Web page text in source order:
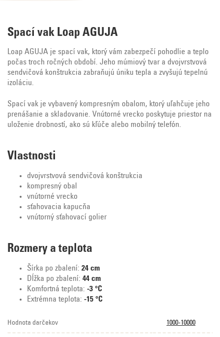
Spací vak Loap AGUJA
Loap AGUJA je spací vak, ktorý vám zabezpečí pohodlie a teplo
počas troch ročných období. Jeho múmiový tvar a dvojvrstvová
sendvičová konštrukcia zabraňujú úniku tepla a zvyšujú tepelnú
izoláciu.
Spací vak je vybavený kompresným obalom, ktorý uľahčuje jeho
prenášanie a skladovanie. Vnútorné vrecko poskytuje priestor na
uloženie drobností, ako sú kľúče alebo mobilný telefón.
Vlastnosti
dvojvrstvová sendvičová konštrukcia
kompresný obal
vnútorné vrecko
sťahovacia kapucňa
vnútorný sťahovací golier
Rozmery a teplota
Šírka po zbalení: 24 cm
Dĺžka po zbalení: 44 cm
Komfortná teplota: -3 °C
Extrémna teplota: -15 °C
Hodnota darčekov 1000-10000